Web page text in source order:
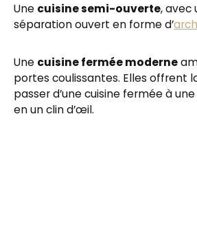
Une cuisine semi-ouverte, avec
séparation ouvert en forme d’
Une cuisine fermée moderne
portes coulissantes. Elles offrent
passer d’une cuisine fermée à une
en un clin d’œil.